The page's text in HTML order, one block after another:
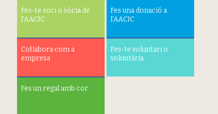
Fes-te soci o sòcia de
l’AACIC
Fes una donació a
l’AACIC
Col·labora com a
empresa
Fes-te voluntari o
voluntària
Fes un regal amb cor